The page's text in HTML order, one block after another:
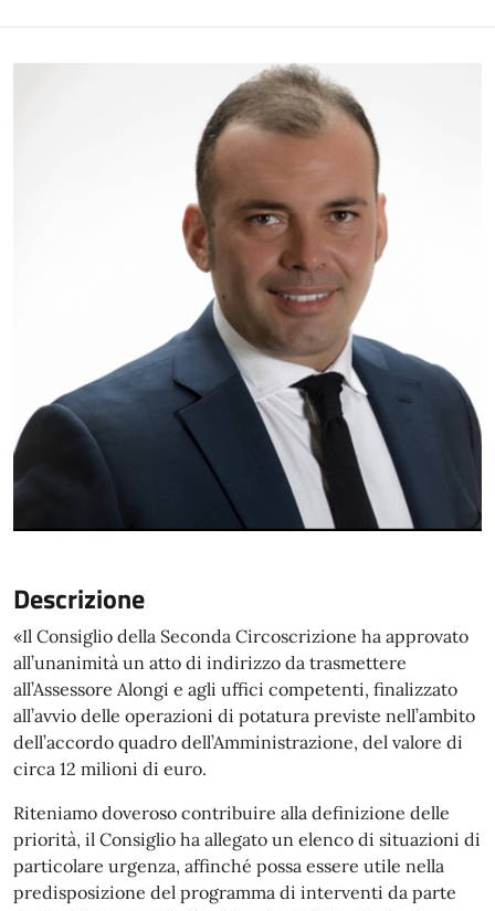
Descrizione
«Il Consiglio della Seconda Circoscrizione ha approvato
all’unanimità un atto di indirizzo da trasmettere
all’Assessore Alongi e agli uffici competenti, finalizzato
all’avvio delle operazioni di potatura previste nell’ambito
dell’accordo quadro dell’Amministrazione, del valore di
circa 12 milioni di euro.
Riteniamo doveroso contribuire alla definizione delle
priorità, il Consiglio ha allegato un elenco di situazioni di
particolare urgenza, affinché possa essere utile nella
predisposizione del programma di interventi da parte